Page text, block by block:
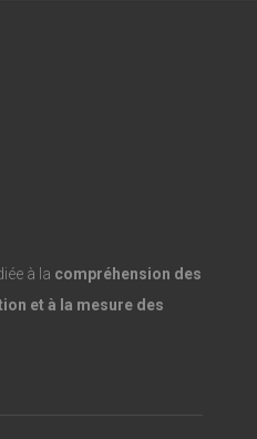
à la compréhension des
et à la mesure des